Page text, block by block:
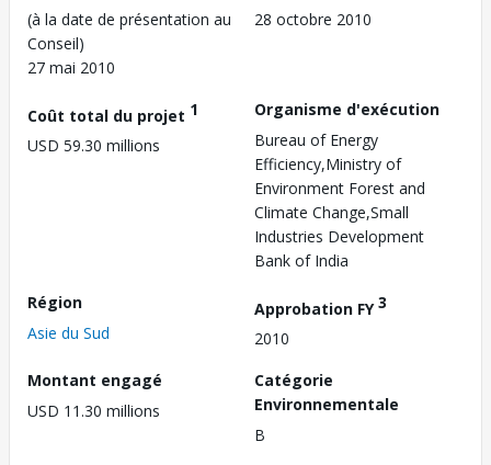
(à la date de présentation au
Conseil)
27 mai 2010
28 octobre 2010
Coût total du projet 1
USD 59.30 millions
Organisme d'exécution
Bureau of Energy
Efficiency,Ministry of
Environment Forest and
Climate Change,Small
Industries Development
Bank of India
Région
Asie du Sud
Approbation FY3
2010
Montant engagé
USD 11.30 millions
Catégorie
Environnementale
B